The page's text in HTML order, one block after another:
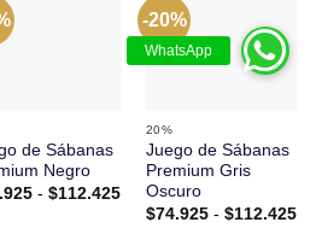
de Sábanas
Negro
- $112.425Rango
precios:
-20%
20%
Juego de Sábanas
Premium Gris
Oscuro
$74.925 - $112.425